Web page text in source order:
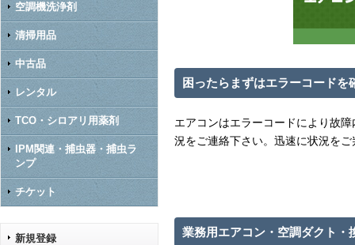
空調機洗浄剤
清掃用品
中古品
レンタル
TCO・シロアリ用薬剤
IPM関連・捕虫器・捕虫ラ
ンプ
チケット
新規登録
困ったらまずはエラーコードを
エアコンはエラーコードにより故
況をご連絡下さい。迅速に状況を
業務用エアコン・空調ダクト・